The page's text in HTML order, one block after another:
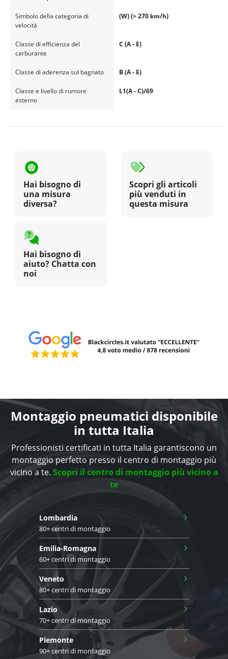
Simbolo della categoria di
velocità
(W) (> 270 km/h)
Classe di efficienza del
carburante
C (A - E)
Classe di aderenza sul bagnato B (A - E)
Classe e livello di rumore
esterno
L1(A - C)/69
Hai bisogno di
una misura
diversa?
Scopri gli articoli
più venduti in
questa misura
Hai bisogno di
aiuto? Chatta con
noi
Montaggio pneumatici disponibile
in tutta Italia
Professionisti certificati in tutta Italia garantiscono un
montaggio perfetto presso il centro di montaggio più
vicino a te. Scopri il centro di montaggio più vicino a
te
Lombardia
80+ centri di montaggio
›
Emilia-Romagna
60+ centri di montaggio
›
Veneto
80+ centri di montaggio
›
Lazio
70+ centri di montaggio
›
Piemonte
90+ centri di montaggio
›